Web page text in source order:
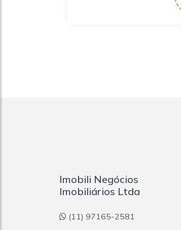
Imobili Negócios
Imobiliários Ltda
(11) 97165-2581